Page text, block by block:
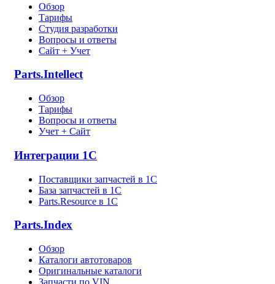
Обзор
Тарифы
Студия разработки
Вопросы и ответы
Сайт + Учет
Parts.Intellect
Обзор
Тарифы
Вопросы и ответы
Учет + Сайт
Интеграции 1С
Поставщики запчастей в 1C
База запчастей в 1С
Parts.Resource в 1C
Parts.Index
Обзор
Каталоги автотоваров
Оригинальные каталоги
Запчасти по VIN